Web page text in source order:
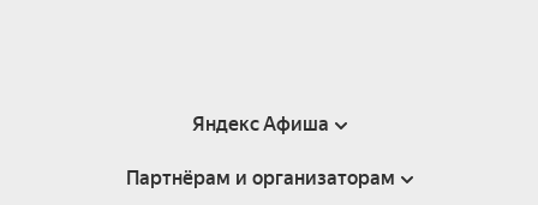
Яндекс Афиша
Справка
Партнёрам и организаторам